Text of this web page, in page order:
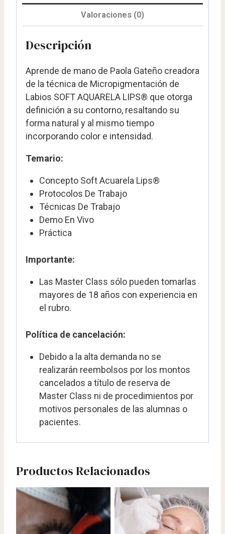
Valoraciones (0)
Descripción
Aprende de mano de Paola Gateño creadora
de la técnica de Micropigmentación de
Labios SOFT AQUARELA LIPS® que otorga
definición a su contorno, resaltando su
forma natural y al mismo tiempo
incorporando color e intensidad.
Temario:
Concepto Soft Acuarela Lips®
Protocolos De Trabajo
Técnicas De Trabajo
Demo En Vivo
Práctica
Importante:
Las Master Class sólo pueden tomarlas
mayores de 18 años con experiencia en
el rubro.
Política de cancelación:
Debido a la alta demanda no se
realizarán reembolsos por los montos
cancelados a título de reserva de
Master Class ni de procedimientos por
motivos personales de las alumnas o
pacientes.
Productos Relacionados